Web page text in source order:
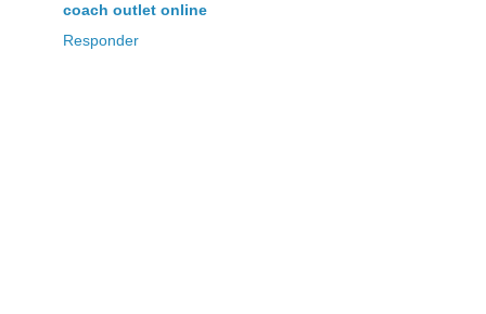
coach outlet online
Responder